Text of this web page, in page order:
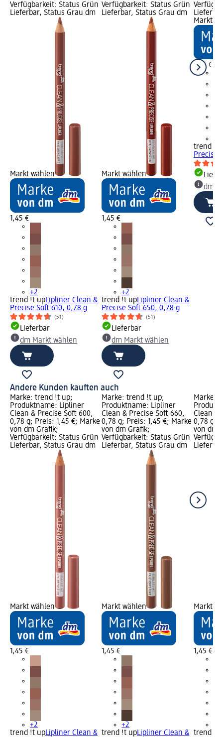
Verfügbarkeit: Status Grün
Lieferbar, Status Grau dm
Markt wählen
1,45 €
+2
trend !t upLipliner Clean &
Precise Soft 610, 0,78 g
(51)
Lieferbar
dm Markt wählen
Verfügbarkeit: Status Grün
Lieferbar, Status Grau dm
Markt wählen
1,45 €
+2
trend !t upLipliner Clean &
Precise Soft 650, 0,78 g
(51)
Lieferbar
dm Markt wählen
Markt
1,45 €
trend !t
Precise
dm
Andere Kunden kauften auch
Marke: trend !t up;
Produktname: Lipliner
Clean & Precise Soft 600,
0,78 g; Preis: 1,45 €; Marke
von dm Grafik;
Verfügbarkeit: Status Grün
Lieferbar, Status Grau dm
Markt wählen
1,45 €
+2
trend !t upLipliner Clean &
Marke: trend !t up;
Produktname: Lipliner
Clean & Precise Soft 660,
0,78 g; Preis: 1,45 €; Marke
von dm Grafik;
Verfügbarkeit: Status Grün
Lieferbar, Status Grau dm
Markt wählen
1,45 €
+2
trend !t upLipliner Clean &
Marke:
Clean &
0,78 g;
von dm
Markt
1,45 €
trend !t